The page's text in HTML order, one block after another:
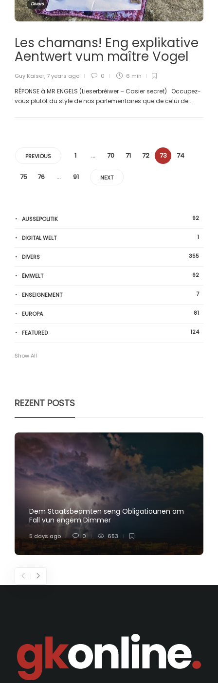
Divers
Les chamans! Eng explikative
Aentwert vum maître Vogel
Guy Kaiser, 7 years ago 0 6 min
RÉPONSE à MR ENGELS (Lieserbréiwer – Casier secret) Occupez-
vous plutôt du style de nos parlementaires que de celui de...
PREVIOUS 1 … 70 71 72 73 74
75 76 … 91 NEXT
AUSSEPOLITIK 92
DIGITAL WELT 1
DIVERS 355
ËMWELT 92
ENSEIGNEMENT 7
EUROPA 81
FEATURED 124
Show All
REZENT POSTS
Dem Staatsbeamten seng Obligatiounen am
Fall vun engem Dimmer
5 days ago 0 653